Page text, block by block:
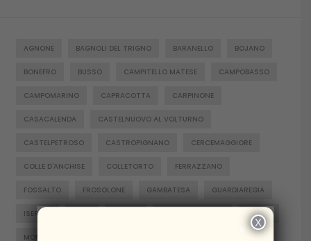
AGNONE BAGNOLI DEL TRIGNO BARANELLO BOJANO
BONEFRO BUSSO CAMPITELLO MATESE CAMPOBASSO
CAMPOMARINO CAPRACOTTA CARPINONE
CASACALENDA CASTELNUOVO AL VOLTURNO
CASTELPETROSO CASTROPIGNANO CERCEMAGGIORE
COLLE D'ANCHISE COLLETORTO FERRAZZANO
FOSSALTO FROSOLONE GAMBATESA GUARDIAREGIA
ISERNIA MOLISE
MONTENERO DI BISACCIA × X